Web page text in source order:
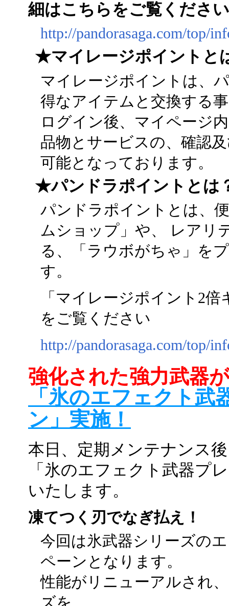
細はこちらをご覧ください
http://pandorasaga.com/top/
★マイレージポイントと
マイレージポイントは、
得なアイテムと交換する
ログイン後、マイページ
品物とサービスの、確認
可能となっております。
★パンドラポイントとは
パンドラポイントとは、
ムショップ」や、 レアリ
る、「ラウボがちゃ」を
す。
「マイレージポイント2
をご覧ください
http://pandorasaga.com/top/
強化された強力武器
「氷のエフェクト
ン」実施！
本日、定期メンテナンス
「氷のエフェクト武器プ
いたします。
凍てつく刃でなぎ払え！
今回は氷武器シリーズの
ペーンとなります。
性能がリニューアルされ
ズを